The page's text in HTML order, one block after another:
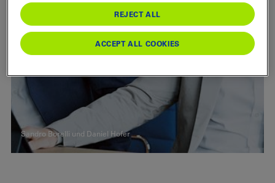
Sandro Borelli und Daniel Hofer
REJECT ALL
ACCEPT ALL COOKIES